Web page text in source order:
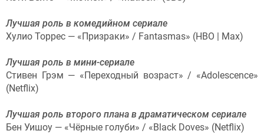
Лучшая роль в комедийном сериале
Хулио Торрес — «Призраки» / Fantasmas» (HBO | Max)
Лучшая роль в мини-сериале
Стивен Грэм — «Переходный возраст» / «Adolescence»
(Netflix)
Лучшая роль второго плана в драматическом сериале
Бен Уишоу — «Чёрные голуби» / «Black Doves» (Netflix)